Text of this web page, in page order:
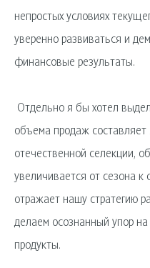
непростых условиях
уверенно развиваться и
финансовые результаты.
Отдельно я бы хотел
объема продаж составляет
отечественной селекции,
увеличивается от сезона к
отражает нашу стратегию
делаем осознанный упор
продукты.